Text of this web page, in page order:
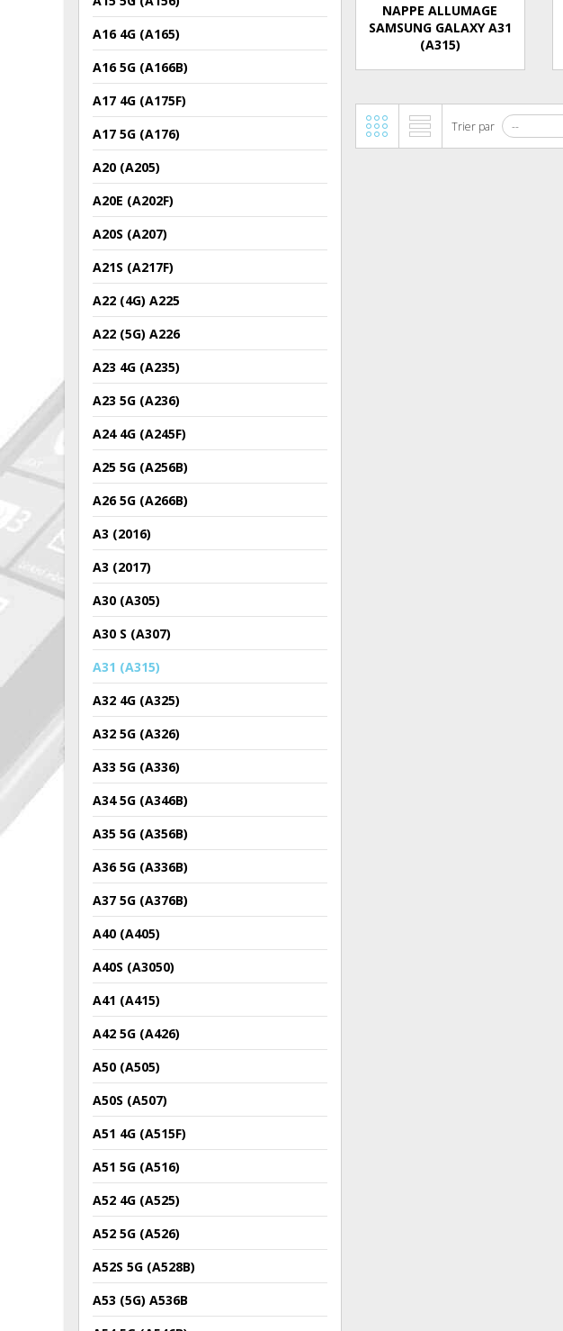
A16 4G (A165)
A16 5G (A166B)
A17 4G (A175F)
A17 5G (A176)
A20 (A205)
A20E (A202F)
A20S (A207)
A21S (A217F)
A22 (4G) A225
A22 (5G) A226
A23 4G (A235)
A23 5G (A236)
A24 4G (A245F)
A25 5G (A256B)
A26 5G (A266B)
A3 (2016)
A3 (2017)
A30 (A305)
A30 S (A307)
A31 (A315)
A32 4G (A325)
A32 5G (A326)
A33 5G (A336)
A34 5G (A346B)
A35 5G (A356B)
A36 5G (A336B)
A37 5G (A376B)
A40 (A405)
A40S (A3050)
A41 (A415)
A42 5G (A426)
A50 (A505)
A50S (A507)
A51 4G (A515F)
A51 5G (A516)
A52 4G (A525)
A52 5G (A526)
A52S 5G (A528B)
A53 (5G) A536B
NAPPE ALLUMAGE
SAMSUNG GALAXY A31
(A315)
Trier par --